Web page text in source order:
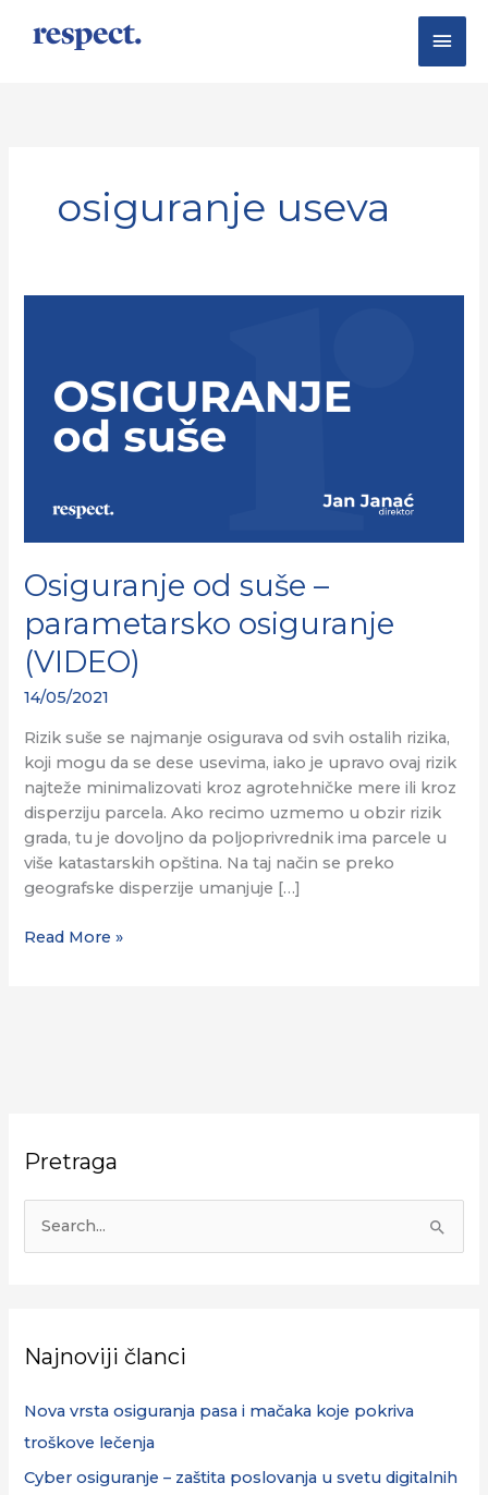
Main
osiguranje useva
Osiguranje od suše –
parametarsko osiguranje
(VIDEO)
14/05/2021
Rizik suše se najmanje osigurava od svih ostalih rizika,
koji mogu da se dese usevima, iako je upravo ovaj rizik
najteže minimalizovati kroz agrotehničke mere ili kroz
disperziju parcela. Ako recimo uzmemo u obzir rizik
grada, tu je dovoljno da poljoprivrednik ima parcele u
više katastarskih opština. Na taj način se preko
geografske disperzije umanjuje […]
parametarsko
osiguranje
(VIDEO)
Read More »
Pretraga
c
f
o
r
Najnoviji članci
Nova vrsta osiguranja pasa i mačaka koje pokriva
troškove lečenja
Cyber osiguranje – zaštita poslovanja u svetu digitalnih